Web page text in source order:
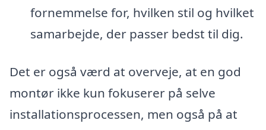
fornemmelse for, hvilken stil og hvilket
samarbejde, der passer bedst til dig.
Det er også værd at overveje, at en god
montør ikke kun fokuserer på selve
installationsprocessen, men også på at